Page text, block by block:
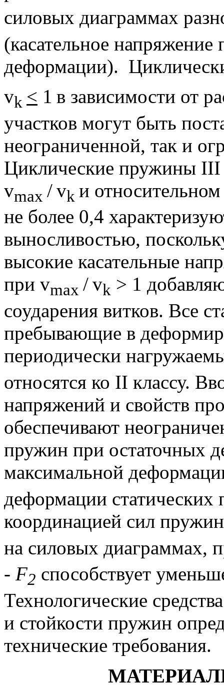
силовых диаграммах
(касательное напряжение
деформации).
vk < 1 в зависимости от
участков могут быть
неограниченной, так и
Циклические пружины III
vmax /vk и
не более 0,4
выносливостью,
высокие касательные
при vmax /vk > 1
соударения витков. Все
пребывающие в
периодически
относятся ко II классу.
напряжений и свойств
обеспечивают
пружин при остаточных
максимальной
деформации
координацией сил
на силовых диаграммах,
- F2 способствует
Технологические
и стойкости пружин
технические требования.